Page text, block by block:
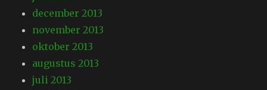
december 2013
november 2013
oktober 2013
augustus 2013
juli 2013